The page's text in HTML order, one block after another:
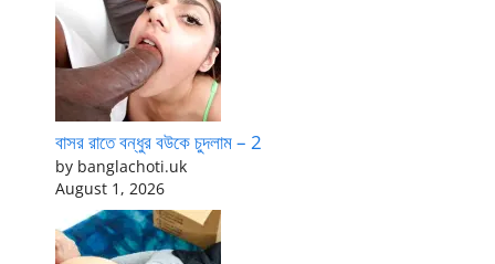
বাসর রাতে বন্ধুর বউকে চুদলাম – 2
by banglachoti.uk
August 1, 2026